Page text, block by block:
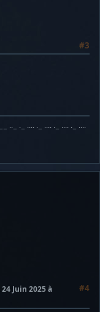
#3
·− ···· ·− ···· ·− ···· ·− ····
#4
24 Juin 2025 à